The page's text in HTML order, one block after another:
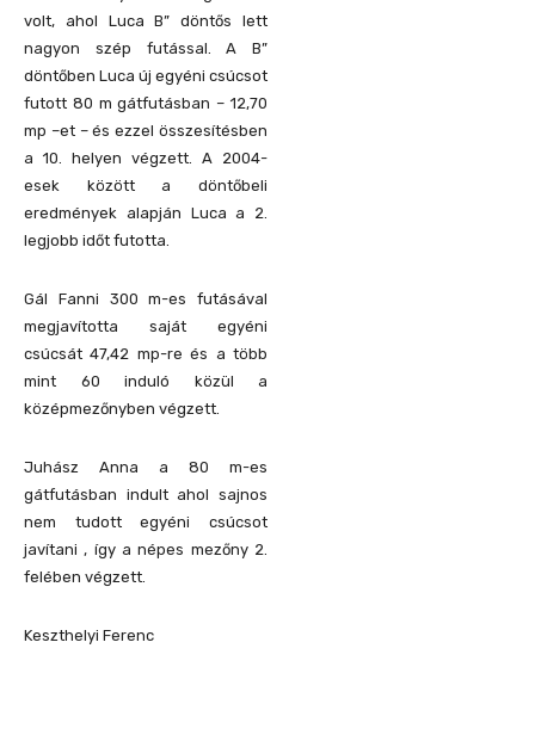
volt, ahol Luca B” döntős lett
nagyon szép futással. A B”
döntőben Luca új egyéni csúcsot
futott 80 m gátfutásban – 12,70
mp –et – és ezzel összesítésben
a 10. helyen végzett. A 2004-
esek között a döntőbeli
eredmények alapján Luca a 2.
legjobb időt futotta.
Gál Fanni 300 m-es futásával
megjavította saját egyéni
csúcsát 47,42 mp-re és a több
mint 60 induló közül a
középmezőnyben végzett.
Juhász Anna a 80 m-es
gátfutásban indult ahol sajnos
nem tudott egyéni csúcsot
javítani , így a népes mezőny 2.
felében végzett.
Keszthelyi Ferenc